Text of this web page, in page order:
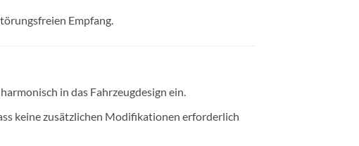
Empfang.
in das Fahrzeugdesign ein.
keine zusätzlichen Modifikationen erforderlich